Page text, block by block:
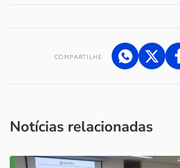
COMPARTILHE
Notícias relacionadas